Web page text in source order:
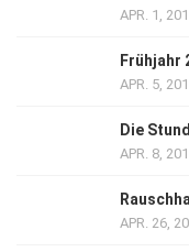
APR. 1,
Frühjahr
APR. 5,
Die
APR. 8,
APR. 26,